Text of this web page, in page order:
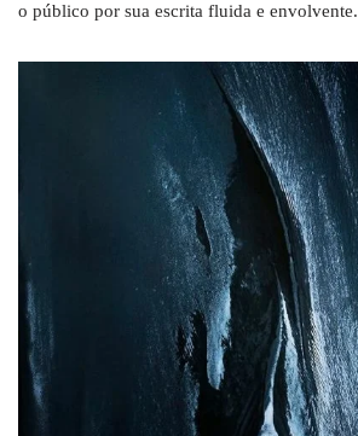
o público por sua escrita fluida e envolvente.